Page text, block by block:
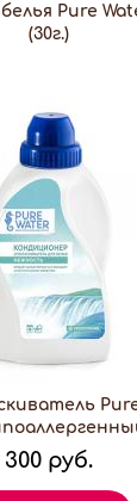
Pure
(30г.)
300 руб.